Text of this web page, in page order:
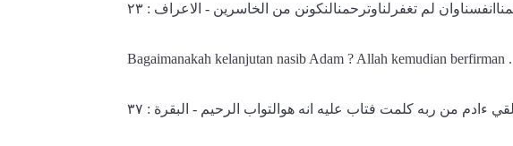
لم تغفرلناوترحمنال​نكونن من الخاسرين - الاعراف : ٢٣
Bagaimanakah kelanjutan nasib Adam ? Allah kemudian berfirman
ءادم من ربه كلمت فتاب عليه انه هوالتواب الرحيم - البقرة : ٣٧